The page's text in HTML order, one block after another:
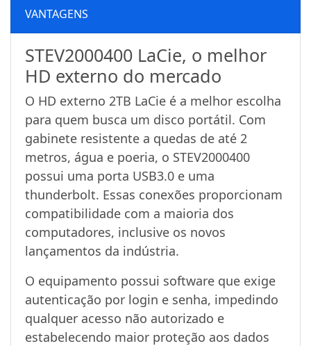
VANTAGENS
STEV2000400 LaCie, o melhor
HD externo do mercado
O HD externo 2TB LaCie é a melhor escolha
para quem busca um disco portátil. Com
gabinete resistente a quedas de até 2
metros, água e poeria, o STEV2000400
possui uma porta USB3.0 e uma
thunderbolt. Essas conexões proporcionam
compatibilidade com a maioria dos
computadores, inclusive os novos
lançamentos da indústria.
O equipamento possui software que exige
autenticação por login e senha, impedindo
qualquer acesso não autorizado e
estabelecendo maior proteção aos dados